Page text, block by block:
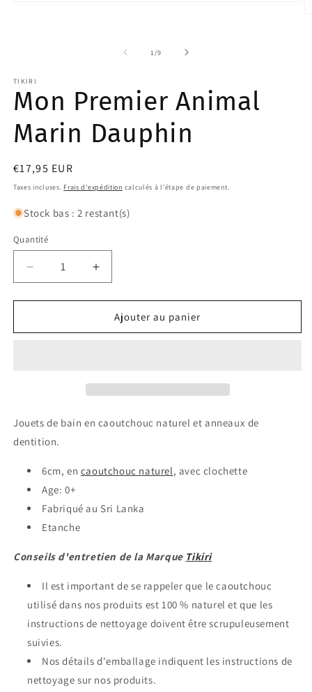
modale
1/de
9
TIKIRI
Mon Premier Animal
Marin Dauphin
Prix
habituel
€17,95 EUR
Taxes incluses. Frais d'expédition calculés à l'étape de paiement.
Stock bas : 2 restant(s)
Quantité
Quantité
Réduire
la
quantité
Mon
Augmenter
la
quantité
Mon
Ajouter au panier
Jouets de bain en caoutchouc naturel et anneaux de
dentition.
6cm, en caoutchouc naturel, avec clochette
Age: 0+
Fabriqué au Sri Lanka
Etanche
Conseils d'entretien de la Marque Tikiri
Il est important de se rappeler que le caoutchouc
utilisé dans nos produits est 100 % naturel et que les
instructions de nettoyage doivent être scrupuleusement
suivies.
Nos détails d'emballage indiquent les instructions de
nettoyage sur nos produits.